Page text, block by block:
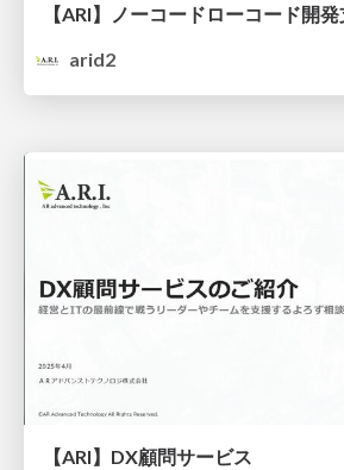
【ARI】ノーコードローコード開
arid2
【ARI】DX顧問サービス